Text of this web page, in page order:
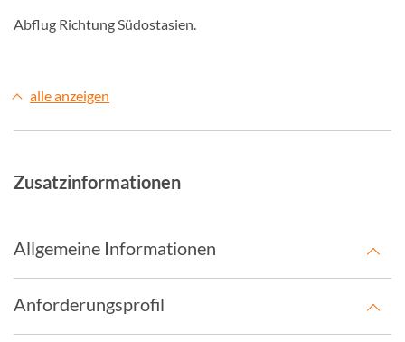
Abflug Richtung Südostasien.
alle anzeigen
Zusatzinformationen
Allgemeine Informationen
Anforderungsprofil